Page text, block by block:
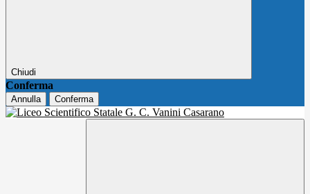
Chiudi
Conferma
Annulla Conferma